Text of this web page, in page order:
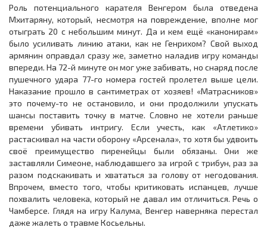
Роль потенциального карателя Венгером была отведена
Мхитаряну, который, несмотря на повреждение, вполне мог
отыграть 20 с небольшим минут. Да и кем ещё «канонирам»
было усиливать линию атаки, как не Генрихом? Свой выход
армянин оправдал сразу же, заметно наладив игру команды
впереди. На 72-й минуте он мог уже забивать, но снаряд после
пушечного удара 77-го номера гостей пролетел выше цели.
Наказание прошло в сантиметрах от хозяев! «Матрасников»
это почему-то не остановило, и они продолжили упускать
шансы поставить точку в матче. Словно не хотели раньше
времени убивать интригу. Если учесть, как «Атлетико»
растаскивал на части оборону «Арсенала», то хотя бы удвоить
своё преимущество пиренейцы были обязаны. Они же
заставляли Симеоне, наблюдавшего за игрой с трибун, раз за
разом подскакивать и хвататься за голову от негодования.
Впрочем, вместо того, чтобы критиковать испанцев, лучше
похвалить человека, который не давал им отличиться. Речь о
Чамберсе. Глядя на игру Калума, Венгер наверняка перестал
даже жалеть о травме Косьельны.